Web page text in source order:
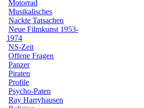
Motorrad
Musikalisches
Nackte Tatsachen
Neue Filmkunst 1953-
1974
NS-Zeit
Offene Fragen
Panzer
Piraten
Profile
Psycho-Paten
Ray Harryhausen